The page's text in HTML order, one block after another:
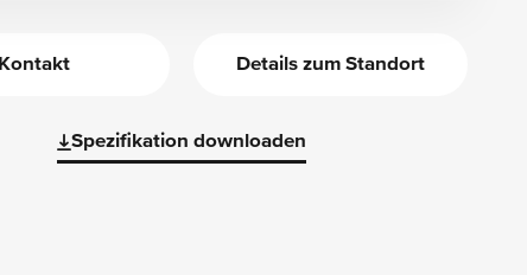
Kontakt Details zum Standort
Spezifikation downloaden